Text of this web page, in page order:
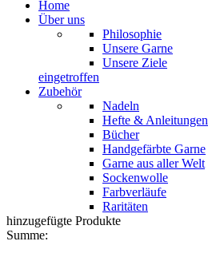
Home
Über uns
Philosophie
Unsere Garne
Unsere Ziele
eingetroffen
Zubehör
Nadeln
Hefte & Anleitungen
Bücher
Handgefärbte Garne
Garne aus aller Welt
Sockenwolle
Farbverläufe
Raritäten
hinzugefügte Produkte
Summe: